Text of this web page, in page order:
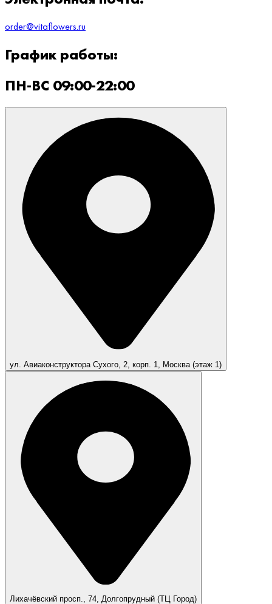
order@vitaflowers.ru
График работы:
ПН-ВС 09:00-22:00
ул. Авиаконструктора Сухого, 2, корп. 1, Москва (этаж 1)
Лихачёвский просп., 74, Долгопрудный (ТЦ Город)